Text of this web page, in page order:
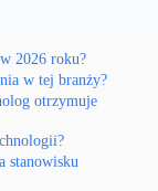
2026 roku?
w tej branży?
otrzymuje
stanowisku